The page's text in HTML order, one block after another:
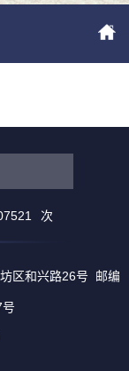
次
区和兴路26号 邮编